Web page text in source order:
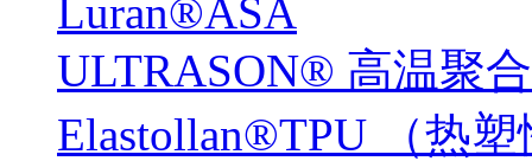
Luran®ASA
ULTRASON® 高温聚
Elastollan®TPU （热